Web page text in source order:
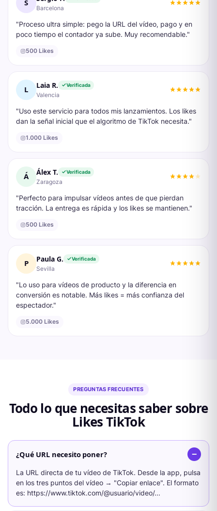
S
Barcelona
"Proceso ultra simple: pego la URL del vídeo, pago y en
poco tiempo el contador ya sube. Muy recomendable."
500 Likes
L Laia R. Verificada
Valencia
"Uso este servicio para todos mis lanzamientos. Los likes
dan la señal inicial que el algoritmo de TikTok necesita."
1.000 Likes
Á Álex T. Verificada
Zaragoza
"Perfecto para impulsar vídeos antes de que pierdan
tracción. La entrega es rápida y los likes se mantienen."
500 Likes
P Paula G. Verificada
Sevilla
"Lo uso para vídeos de producto y la diferencia en
conversión es notable. Más likes = más confianza del
espectador."
5.000 Likes
PREGUNTAS FRECUENTES
Todo lo que necesitas saber sobre
Likes TikTok
¿Qué URL necesito poner? −
La URL directa de tu vídeo de TikTok. Desde la app, pulsa
en los tres puntos del vídeo → "Copiar enlace". El formato
es: https://www.tiktok.com/@usuario/video/...